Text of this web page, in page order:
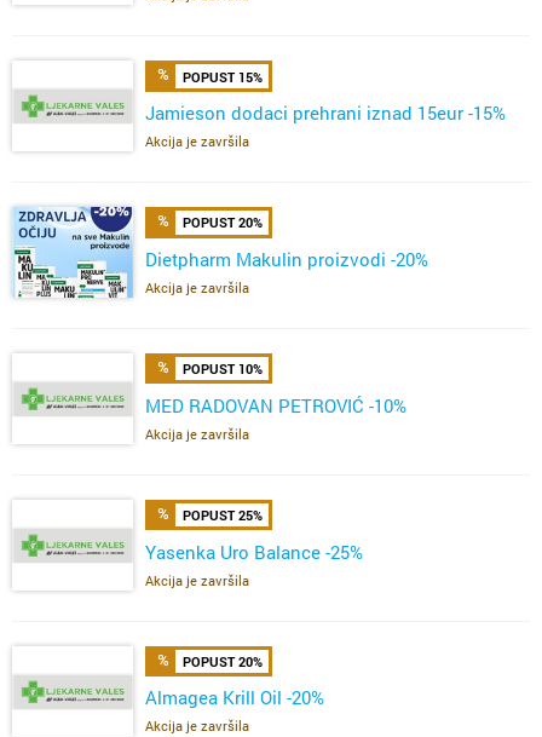
POPUST 15%
Jamieson dodaci prehrani iznad 15eur -15%
Akcija je završila
POPUST 20%
Dietpharm Makulin proizvodi -20%
Akcija je završila
POPUST 10%
MED RADOVAN PETROVIĆ -10%
Akcija je završila
POPUST 25%
Yasenka Uro Balance -25%
Akcija je završila
POPUST 20%
Almagea Krill Oil -20%
Akcija je završila